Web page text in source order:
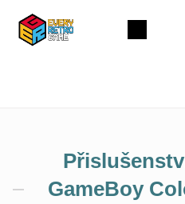
obsah
Nákupní
GameBoy